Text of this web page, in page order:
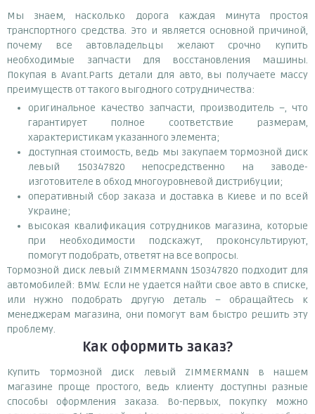
Мы знаем, насколько дорога каждая минута простоя
транспортного средства. Это и является основной причиной,
почему все автовладельцы желают срочно купить
необходимые запчасти для восстановления машины.
Покупая в Avant.Parts детали для авто, вы получаете массу
преимуществ от такого выгодного сотрудничества:
оригинальное качество запчасти, производитель –, что
гарантирует полное соответствие размерам,
характеристикам указанного элемента;
доступная стоимость, ведь мы закупаем тормозной диск
левый 150347820 непосредственно на заводе-
изготовителе в обход многоуровневой дистрибуции;
оперативный сбор заказа и доставка в Киеве и по всей
Украине;
высокая квалификация сотрудников магазина, которые
при необходимости подскажут, проконсультируют,
помогут подобрать, ответят на все вопросы.
Тормозной диск левый ZIMMERMANN 150347820 подходит для
автомобилей: BMW. Если не удается найти свое авто в списке,
или нужно подобрать другую деталь – обращайтесь к
менеджерам магазина, они помогут вам быстро решить эту
проблему.
Как оформить заказ?
Купить тормозной диск левый ZIMMERMANN в нашем
магазине проще простого, ведь клиенту доступны разные
способы оформления заказа. Во-первых, покупку можно